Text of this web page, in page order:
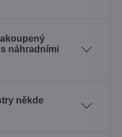
náhradními
někde